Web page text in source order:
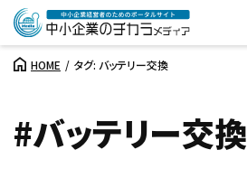
HOME タグ: バッテリー交換
#バッテリー交換